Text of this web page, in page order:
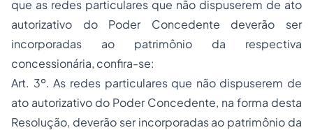
que as redes particulares que não dispuserem de ato
autorizativo do Poder Concedente deverão ser
incorporadas ao patrimônio da respectiva
concessionária, confira-se:
Art. 3º. As redes particulares que não dispuserem de
ato autorizativo do Poder Concedente, na forma desta
Resolução, deverão ser incorporadas ao patrimônio da